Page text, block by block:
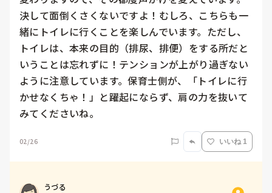
決して面倒くさくないですよ！むしろ、こちらも一
緒にトイレに行くことを楽しんでいます。ただし、
トイレは、本来の目的（排尿、排便）をする所だと
いうことは忘れずに！テンションが上がり過ぎない
ように注意しています。保育士側が、「トイレに行
かせなくちゃ！」と躍起にならず、肩の力を抜いて
みてくださいね。
02/26 いいね 1
うづる